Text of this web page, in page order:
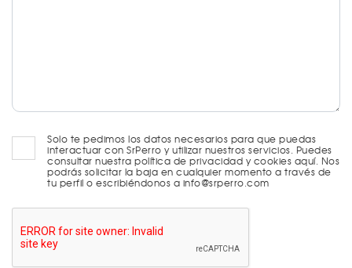
Solo te pedimos los datos necesarios para que puedas
interactuar con SrPerro y utilizar nuestros servicios. Puedes
consultar nuestra política de privacidad y cookies aquí. Nos
podrás solicitar la baja en cualquier momento a través de
tu perfil o escribiéndonos a info@srperro.com